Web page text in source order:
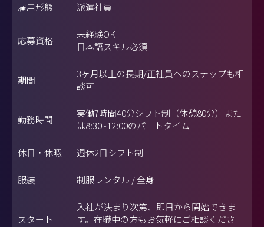
雇用形態 派遣社員
応募資格
未経験OK
日本語スキル必須
期間
3ヶ月以上の長期/正社員へのステップも相
談可
勤務時間
実働7時間40分シフト制（休憩80分）また
は8:30~12:00のパートタイム
休日・休暇 週休2日シフト制
服装 制服レンタル / 全身
スタート
入社が決まり次第、即日から開始できま
す。在職中の方もお気軽にご相談くださ